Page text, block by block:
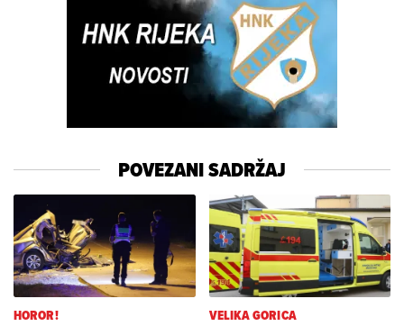
POVEZANI SADRŽAJ
HOROR! VELIKA GORICA